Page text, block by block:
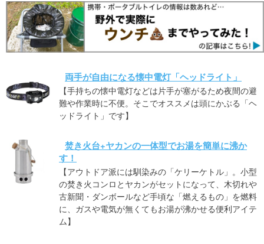
両手が自由になる懐中電灯「ヘッドライト」
【手持ちの懐中電灯などは片手が塞がるため夜間の避
難や作業時に不便。そこでオススメは頭にかぶる「ヘ
ッドライト」です】
焚き火台+ヤカンの一体型でお湯を簡単に沸か
す！
【アウトドア派には馴染みの「ケリーケトル」。小型
の焚き火コンロとヤカンがセットになって、木切れや
古新聞・ダンボールなど手頃な「燃えるもの」を燃料
に、ガスや電気が無くてもお湯が沸かせる便利アイテ
ム】